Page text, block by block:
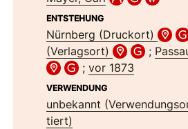
ENTSTEHUNG
Nürnberg (Druckort)
(Verlagsort)
;
; vor 1873
VERWENDUNG
unbekannt
tiert)